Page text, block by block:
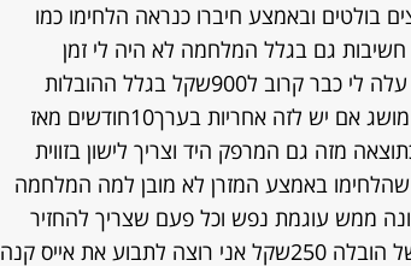
בולטים ובאמצע חיברו כנראה הלחימו כמו
גם בגלל המלחמה לא היה לי זמן
להתעסק עם זה מזרן ששווה 550שקל עלה לי כבר קרוב ל900שקל בגלל ההובלות
שמלווה לכך ,עבר כמה חודשים ואין לי מושג אם יש לזה אחריות בערך10חודשים מאז
מזה גם המרפק היד וצריך לישון בזווית
באמצע המזרן לא מובן למה המלחמה
ממש עוגמת נפש וכל פעם שצריך להחזיר
מזרן בגלל גודל או כל דבר זה תוספת של הובלה 250שקל אני רוצה לתבוע את אייס קנה